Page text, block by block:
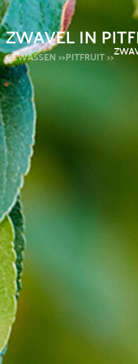
ZWAVEL IN
GEWASSEN >>PITFRUIT >>